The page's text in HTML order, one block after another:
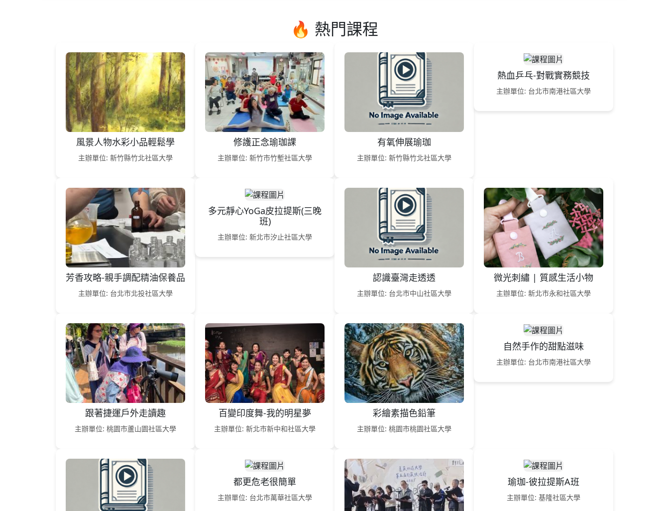
🔥 熱門課程
風景人物水彩小品輕鬆學
主辦單位: 新竹縣竹北社區大學
修護正念瑜珈課
主辦單位: 新竹市竹塹社區大學
有氧伸展瑜珈
主辦單位: 新竹縣竹北社區大學
熱血乒乓-對戰實務競技
主辦單位: 台北市南港社區大學
芳香攻略-親手調配精油保養品
主辦單位: 台北市北投社區大學
多元靜心YoGa皮拉提斯(三晚
班)
主辦單位: 新北市汐止社區大學
認識臺灣走透透
主辦單位: 台北市中山社區大學
微光刺繡 | 質感生活小物
主辦單位: 新北市永和社區大學
跟著捷運戶外走讀趣
主辦單位: 桃園市蘆山園社區大學
百變印度舞-我的明星夢
主辦單位: 新北市新中和社區大學
彩繪素描色鉛筆
主辦單位: 桃園市桃園社區大學
自然手作的甜點滋味
主辦單位: 台北市南港社區大學
都更危老很簡單
主辦單位: 台北市萬華社區大學
瑜珈-彼拉提斯A班
主辦單位: 基隆社區大學